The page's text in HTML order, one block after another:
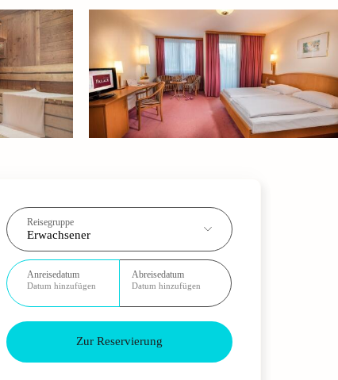
Reisegruppe
Erwachsener
Anreisedatum
Datum hinzufügen
Abreisedatum
Datum hinzufügen
Zur Reservierung